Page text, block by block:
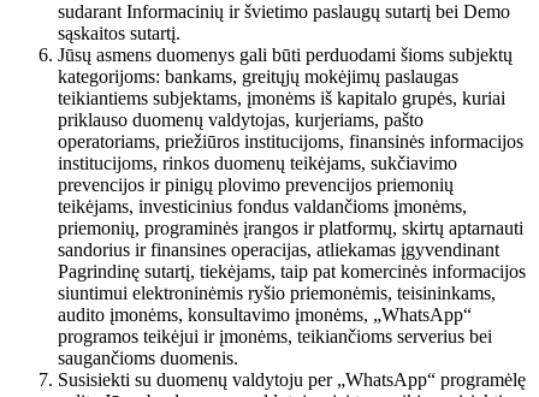
sudarant Informacinių ir švietimo paslaugų sutartį bei Demo
sąskaitos sutartį.
Jūsų asmens duomenys gali būti perduodami šioms subjektų
kategorijoms: bankams, greitųjų mokėjimų paslaugas
teikiantiems subjektams, įmonėms iš kapitalo grupės, kuriai
priklauso duomenų valdytojas, kurjeriams, pašto
operatoriams, priežiūros institucijoms, finansinės informacijos
institucijoms, rinkos duomenų teikėjams, sukčiavimo
prevencijos ir pinigų plovimo prevencijos priemonių
teikėjams, investicinius fondus valdančioms įmonėms,
priemonių, programinės įrangos ir platformų, skirtų aptarnauti
sandorius ir finansines operacijas, atliekamas įgyvendinant
Pagrindinę sutartį, tiekėjams, taip pat komercinės informacijos
siuntimui elektroninėmis ryšio priemonėmis, teisininkams,
audito įmonėms, konsultavimo įmonėms, „WhatsApp“
programos teikėjui ir įmonėms, teikiančioms serverius bei
saugančioms duomenis.
Susisiekti su duomenų valdytoju per „WhatsApp“ programėlę